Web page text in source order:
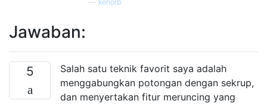
kenorb
Jawaban:
5
Salah satu teknik favorit saya adalah
menggabungkan potongan dengan sekrup,
dan menyertakan fitur meruncing yang